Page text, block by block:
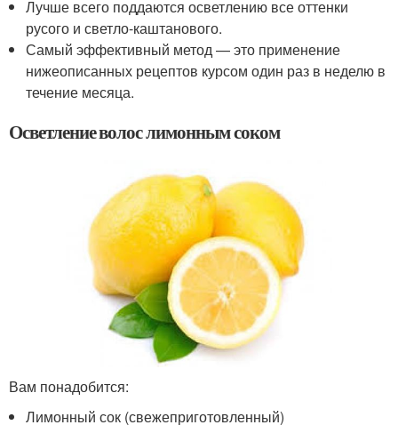
Лучше всего поддаются осветлению все оттенки
русого и светло-каштанового.
Самый эффективный метод — это применение
нижеописанных рецептов курсом один раз в неделю в
течение месяца.
Осветление волос лимонным соком
Вам понадобится:
Лимонный сок (свежеприготовленный)